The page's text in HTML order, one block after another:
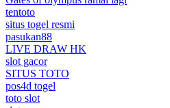
tentoto
situs togel resmi
pasukan88
LIVE DRAW HK
slot gacor
SITUS TOTO
pos4d togel
toto slot